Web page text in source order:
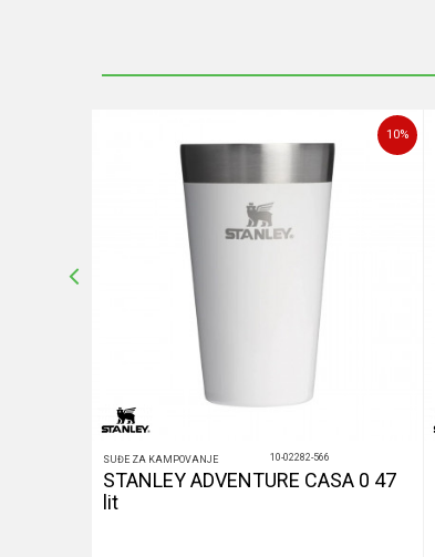
POŠALJI
10%
SUĐE ZA KAMPOVANJE 10-02282-566
STANLEY ADVENTURE CASA 0 47
lit